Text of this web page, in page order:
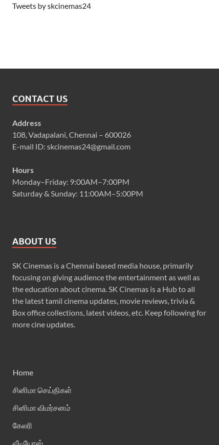
Tweets by skcinemas24
CONTACT US
Address
108, Vadapalani, Chennai – 600026
E-mail ID: skcinemas24@gmail.com
Hours
Monday–Friday: 9:00AM–7:00PM
Saturday & Sunday: 11:00AM–5:00PM
ABOUT US
SK Cinemas is a Chennai based media house, primarily
focusing on giving audience the entertainment as well as
the education about cinema. SK Cinemas is a Hub to all
the latest tamil cinema updates, movie reviews, trivia &
Box office collections, latest videos, etc. Keep following for
more cine updates.
Home
சினிமா செய்திகள்
சினிமா விமர்சனம்
கேலரி
வீடியோஸ்